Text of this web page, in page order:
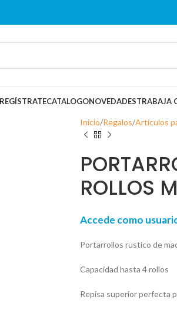
REGÍSTRATECATALOGONOVEDADESTRABAJA
Inicio Regalos Artículos
ROLLOS
Accede como
Portarrollos rustico de
Capacidad hasta 4 rollos
Repisa superior perfecta